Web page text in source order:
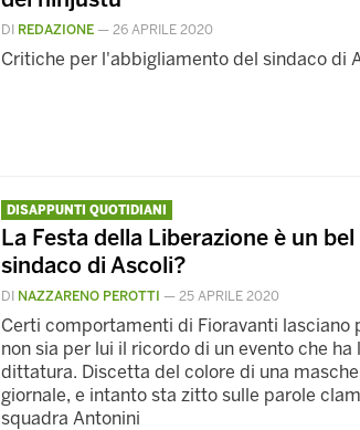
DI REDAZIONE — 26 APRILE 2020
Critiche per l'abbigliamento del sindaco di
DISAPPUNTI QUOTIDIANI
La Festa della Liberazione è un
sindaco di Ascoli?
DI NAZZARENO PEROTTI — 25 APRILE 2020
Certi comportamenti di Fioravanti lasciano
non sia per lui il ricordo di un evento che
dittatura. Discetta del colore di una
giornale, e intanto sta zitto sulle parole
squadra Antonini